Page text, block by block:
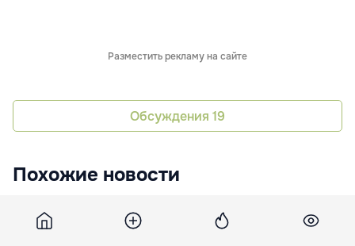
Разместить рекламу на сайте
Обсуждения 19
Похожие новости